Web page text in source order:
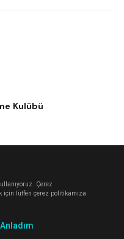
Kulübü
Çerez
için lütfen çerez politikamıza
Anladım